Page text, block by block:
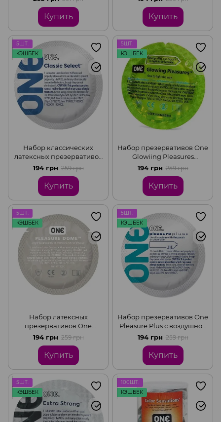
Купить
освежающей мяты (цена за
5 шт.)
Купить
5ШТ.
КЭШБЕК
Набор классических
латексных презервативов
One Classic Select (цена за
194 грн 259 грн
Купить
5ШТ.
КЭШБЕК
Набор презервативов One
Glowiing Pleasures
светящихся в темноте
(цена за 5 шт.)
194 грн 259 грн
Купить
5ШТ.
КЭШБЕК
Набор латексных
презервативов One
Pleasure Dome с
расширенной головкой
(цена за 5 шт.)
194 грн 259 грн
Купить
5ШТ.
КЭШБЕК
Набор презервативов One
Pleasure Plus с воздушной
ребристой капсулой (цена
за 5 шт.)
194 грн 259 грн
Купить
5ШТ.
КЭШБЕК
100ШТ.
КЭШБЕК